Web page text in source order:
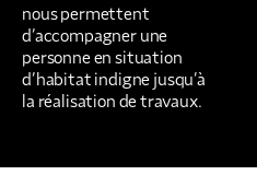
nous permettent
d’accompagner une
personne en situation
d’habitat indigne jusqu’à
la réalisation de travaux.